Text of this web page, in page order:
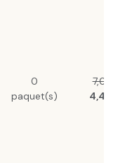
0
paquet(s)
7,03 €
4,43 €